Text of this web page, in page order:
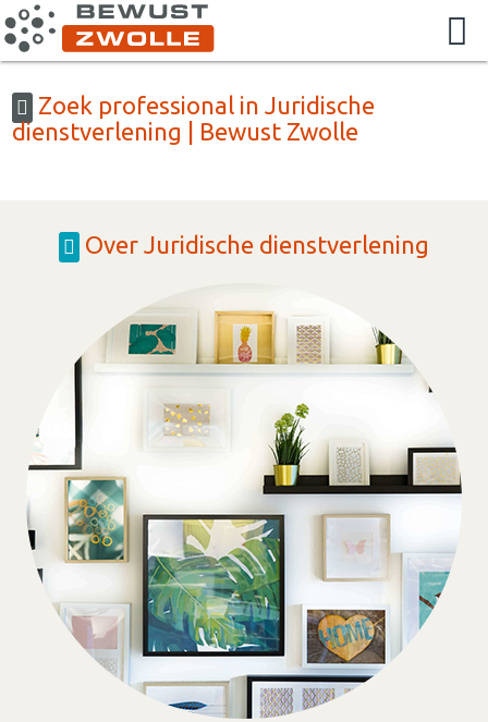
Zoek professional in Juridische
dienstverlening | Bewust Zwolle
Over Juridische dienstverlening